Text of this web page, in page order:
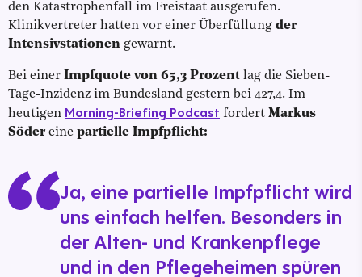
den Katastrophenfall im Freistaat ausgerufen.
Klinikvertreter hatten vor einer Überfüllung der
Intensivstationen gewarnt.
Bei einer Impfquote von 65,3 Prozent lag die Sieben-
Tage-Inzidenz im Bundesland gestern bei 427,4. Im
heutigen Morning-Briefing Podcast fordert Markus
Södereine partielle Impfpflicht:
Ja, eine partielle Impfpflicht wird
uns einfach helfen. Besonders in
der Alten- und Krankenpflege
und in den Pflegeheimen spüren